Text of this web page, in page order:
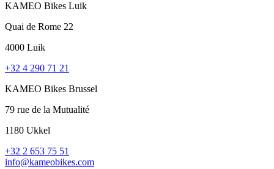
KAMEO Bikes Luik
Quai de Rome 22
4000 Luik
+32 4 290 71 21
KAMEO Bikes Brussel
79 rue de la Mutualité
1180 Ukkel
+32 2 653 75 51
info@kameobikes.com